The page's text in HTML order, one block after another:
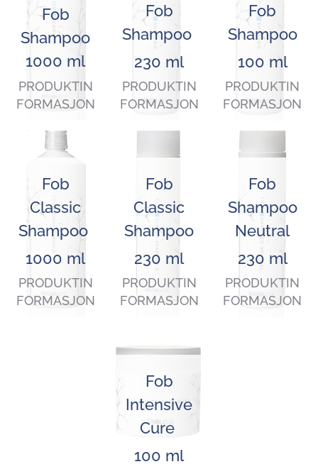
Fob
Shampoo
1000 ml
PRODUKTIN
FORMASJON
Fob
Shampoo
230 ml
PRODUKTIN
FORMASJON
Fob
Shampoo
100 ml
PRODUKTIN
FORMASJON
Fob
Classic
Shampoo
1000 ml
PRODUKTIN
FORMASJON
Fob
Classic
Shampoo
230 ml
PRODUKTIN
FORMASJON
Fob
Shampoo
Neutral
230 ml
PRODUKTIN
FORMASJON
Fob
Intensive
Cure
100 ml